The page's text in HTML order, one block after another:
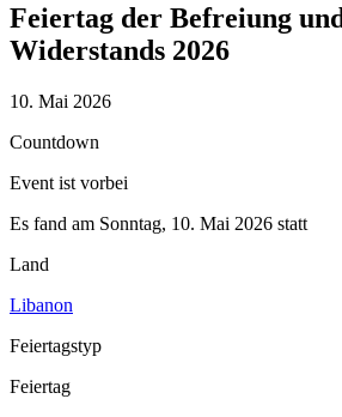
Feiertag der Befreiung
Widerstands 2026
10. Mai 2026
Countdown
Event ist vorbei
Es fand am Sonntag, 10. Mai 2026 statt
Land
Libanon
Feiertagstyp
Feiertag